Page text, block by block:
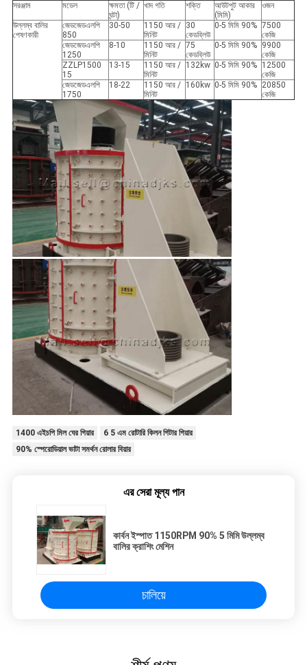
সরঞ্জাম মডেল
ক্ষমতা (টি /
ঘন্টা)
খাদ গতি শক্তি
আউটপুট আকার
(মিমি)
ওজন
উল্লম্ব বালির
পেষণকারী
জেডজেডএলপি
850
30-50
1150 আর /
মিনিট
30
কেডব্লিউ
0-5 মিমি 90% 7500
কেজি
জেডজেডএলপি
1250
8-10
1150 আর /
মিনিট
75
কেডব্লিউ
0-5 মিমি 90% 9900
কেজি
ZZLP1500
15
13-15
1150 আর /
মিনিট
132kw 0-5 মিমি 90% 12500
কেজি
জেডজেডএলপি
1750
18-22
1150 আর /
মিনিট
160kw 0-5 মিমি 90% 20850
কেজি
1400 এইচপি মিল ঘের গিয়ার
6 5 এম রোটারি কিলন গিটার গিয়ার
90% স্পেরোডিয়াল ভাটা সমর্থন রোলার বিয়ার
এর সেরা মূল্য পান
কার্বন ইস্পাত 1150RPM 90% 5 মিমি উল্লম্ব
বালির ক্রাশিং মেশিন
চালিয়ে